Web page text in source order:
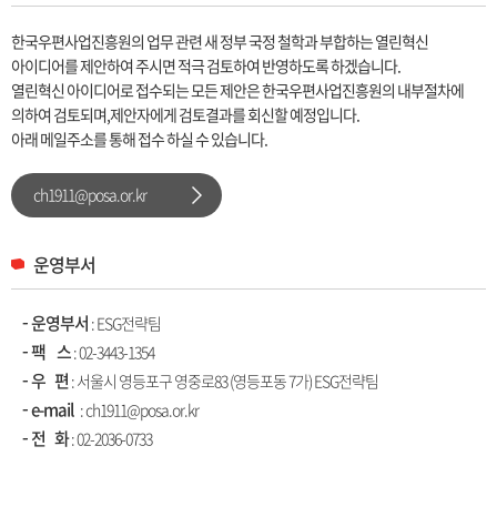
한국우편사업진흥원의 업무 관련 새 정부 국정 철학과 부합하는 열린혁신
아이디어를 제안하여 주시면 적극 검토하여 반영하도록 하겠습니다.
열린혁신 아이디어로 접수되는 모든 제안은 한국우편사업진흥원의 내부절차에
의하여 검토되며,제안자에게 검토결과를 회신할 예정입니다.
아래 메일주소를 통해 접수 하실 수 있습니다.
ch1911@posa.or.kr
운영부서
운영부서 : ESG전략팀
팩 스: 02-3443-1354
우 편 : 서울시 영등포구 영중로83 (영등포동 7가) ESG전략팀
e-mail : ch1911@posa.or.kr
전 화:02-2036-0733